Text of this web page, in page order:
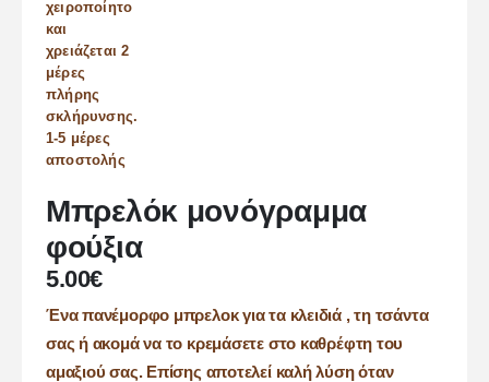
Μπρελόκ μονόγραμμα
φούξια
5.00€
Ένα πανέμορφο μπρελοκ για τα κλειδιά , τη τσάντα
σας ή ακομά να το κρεμάσετε στο καθρέφτη του
αμαξιού σας. Επίσης αποτελεί καλή λύση όταν